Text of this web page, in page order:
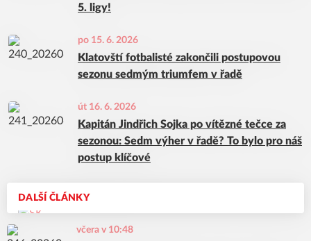
DALŠÍ ČLÁNKY
včera v 10:48
5. ligy!
po 15. 6. 2026
Klatovští fotbalisté zakončili postupovou
sezonu sedmým triumfem v řadě
út 16. 6. 2026
Kapitán Jindřich Sojka po vítězné tečce za
sezonou: Sedm výher v řadě? To bylo pro náš
postup klíčové